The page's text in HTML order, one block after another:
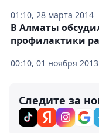
01:10, 28 марта 2014
00:10, 01 ноября 2013
В Алматы
профилактики
Следите за